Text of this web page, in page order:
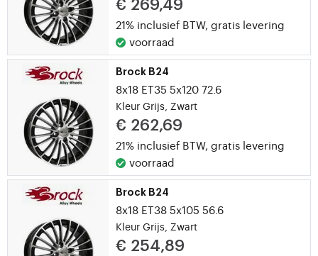
€ 269,49
21% inclusief BTW, gratis levering
voorraad
Brock B24
8x18 ET35 5x120 72.6
Kleur Grijs, Zwart
€ 262,69
21% inclusief BTW, gratis levering
voorraad
Brock B24
8x18 ET38 5x105 56.6
Kleur Grijs, Zwart
€ 254,89